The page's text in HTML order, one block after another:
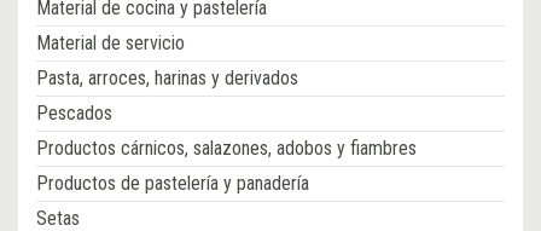
Material de cocina y pastelería
Material de servicio
Pasta, arroces, harinas y derivados
Pescados
Productos cárnicos, salazones, adobos y fiambres
Productos de pastelería y panadería
Setas